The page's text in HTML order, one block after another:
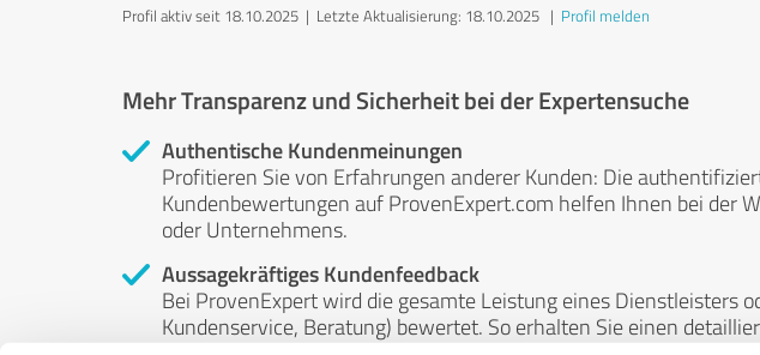
Profil aktiv seit 18.10.2025 | Letzte Aktualisierung: 18.10.2025 | Profil melden
Mehr Transparenz und Sicherheit bei der Expertensuche
Authentische Kundenmeinungen
Profitieren Sie von Erfahrungen anderer Kunden: Die
Kundenbewertungen auf ProvenExpert.com helfen Ihnen bei der
oder Unternehmens.
Aussagekräftiges Kundenfeedback
Bei ProvenExpert wird die gesamte Leistung eines Dienstleisters
Kundenservice, Beratung) bewertet. So erhalten Sie einen